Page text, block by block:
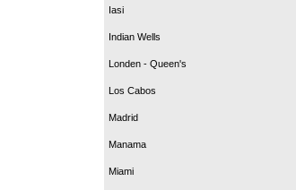
Iasi
Indian Wells
Londen - Queen's
Los Cabos
Madrid
Manama
Miami